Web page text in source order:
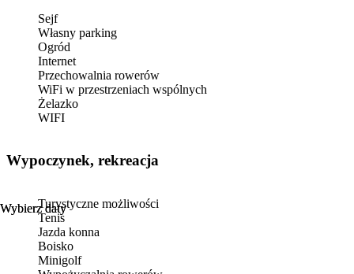
Wybierz daty
Wybierz daty
Sejf
Własny parking
Ogród
Internet
Przechowalnia rowerów
WiFi w przestrzeniach wspólnych
Żelazko
WIFI
Wypoczynek, rekreacja
Turystyczne możliwości
Tenis
Jazda konna
Boisko
Minigolf